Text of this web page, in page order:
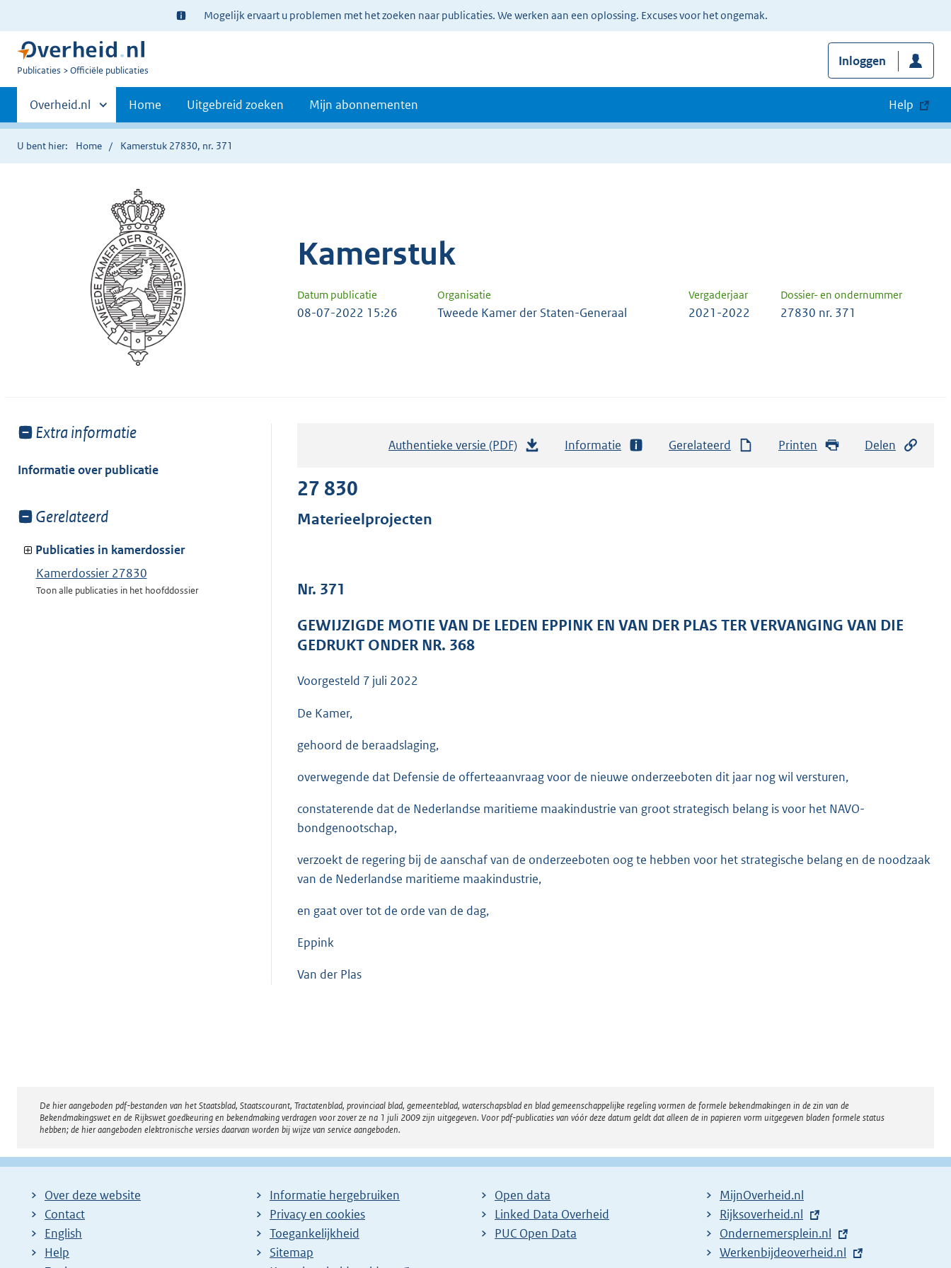
Ter
informatie:
Mogelijk ervaart u problemen met het zoeken naar publicaties. We werken aan een oplossing. Excuses voor het ongemak.
U
Publicaties Officiële publicaties
Inloggen
Primaire
navigatie
Andere
sites
binnen
Overheid.nl Home Uitgebreid zoeken Mijn abonnementen Help
U bent hier: Home Kamerstuk 27830, nr. 371
Kamerstuk
Datum publicatie Organisatie Vergaderjaar Dossier- en ondernummer
08-07-2022 15:26 Tweede Kamer der Staten-Generaal 2021-2022 27830 nr. 371
Toon
van:
Extra informatie
Informatie over publicatie
Toon
van:
Gerelateerd
Publicaties in kamerdossier
Kamerdossier 27830
Toon alle publicaties in het hoofddossier
Authentieke versie (PDF)
r
b
Informatie Gerelateerd Printen Delen
27 830
Materieelprojecten
Nr. 371
GEWIJZIGDE MOTIE VAN DE LEDEN EPPINK EN VAN DER PLAS TER VERVANGING VAN DIE
GEDRUKT ONDER NR. 368
Voorgesteld 7 juli 2022
De Kamer,
gehoord de beraadslaging,
overwegende dat Defensie de offerteaanvraag voor de nieuwe onderzeeboten dit jaar nog wil versturen,
constaterende dat de Nederlandse maritieme maakindustrie van groot strategisch belang is voor het NAVO-
bondgenootschap,
verzoekt de regering bij de aanschaf van de onderzeeboten oog te hebben voor het strategische belang en de noodzaak
van de Nederlandse maritieme maakindustrie,
en gaat over tot de orde van de dag,
Eppink
Van der Plas
Disclaimer
De hier aangeboden pdf-bestanden van het Staatsblad, Staatscourant, Tractatenblad, provinciaal blad, gemeenteblad, waterschapsblad en blad gemeenschappelijke regeling vormen de formele bekendmakingen in de zin van de
Bekendmakingswet en de Rijkswet goedkeuring en bekendmaking verdragen voor zover ze na 1 juli 2009 zijn uitgegeven. Voor pdf-publicaties van vóór deze datum geldt dat alleen de in papieren vorm uitgegeven bladen formele status
hebben; de hier aangeboden elektronische versies daarvan worden bij wijze van service aangeboden.
Over deze website
Contact
English
Help
Informatie hergebruiken
Privacy en cookies
Toegankelijkheid
Sitemap
Open data
Linked Data Overheid
PUC Open Data
MijnOverheid.nl
E
x
t
Rijksoverheid.nl
E
x
Ondernemersplein.nl
E
Werkenbijdeoverheid.nl